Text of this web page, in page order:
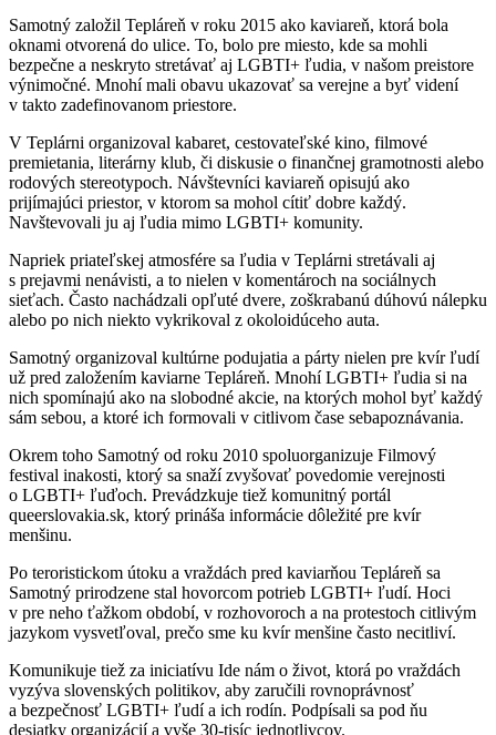
Samotný založil Tepláreň v roku 2015 ako kaviareň, ktorá bola
oknami otvorená do ulice. To, bolo pre miesto, kde sa mohli
bezpečne a neskryto stretávať aj LGBTI+ ľudia, v našom preistore
výnimočné. Mnohí mali obavu ukazovať sa verejne a byť videní
v takto zadefinovanom priestore.
V Teplárni organizoval kabaret, cestovateľské kino, filmové
premietania, literárny klub, či diskusie o finančnej gramotnosti alebo
rodových stereotypoch. Návštevníci kaviareň opisujú ako
prijímajúci priestor, v ktorom sa mohol cítiť dobre každý.
Navštevovali ju aj ľudia mimo LGBTI+ komunity.
Napriek priateľskej atmosfére sa ľudia v Teplárni stretávali aj
s prejavmi nenávisti, a to nielen v komentároch na sociálnych
sieťach. Často nachádzali opľuté dvere, zoškrabanú dúhovú nálepku
alebo po nich niekto vykrikoval z okoloidúceho auta.
Samotný organizoval kultúrne podujatia a párty nielen pre kvír ľudí
už pred založením kaviarne Tepláreň. Mnohí LGBTI+ ľudia si na
nich spomínajú ako na slobodné akcie, na ktorých mohol byť každý
sám sebou, a ktoré ich formovali v citlivom čase sebapoznávania.
Okrem toho Samotný od roku 2010 spoluorganizuje Filmový
festival inakosti, ktorý sa snaží zvyšovať povedomie verejnosti
o LGBTI+ ľuďoch. Prevádzkuje tiež komunitný portál
queerslovakia.sk, ktorý prináša informácie dôležité pre kvír
menšinu.
Po teroristickom útoku a vraždách pred kaviarňou Tepláreň sa
Samotný prirodzene stal hovorcom potrieb LGBTI+ ľudí. Hoci
v pre neho ťažkom období, v rozhovoroch a na protestoch citlivým
jazykom vysvetľoval, prečo sme ku kvír menšine často necitliví.
Komunikuje tiež za iniciatívu Ide nám o život, ktorá po vraždách
vyzýva slovenských politikov, aby zaručili rovnoprávnosť
a bezpečnosť LGBTI+ ľudí a ich rodín. Podpísali sa pod ňu
desiatky organizácií a vyše 30-tisíc jednotlivcov.